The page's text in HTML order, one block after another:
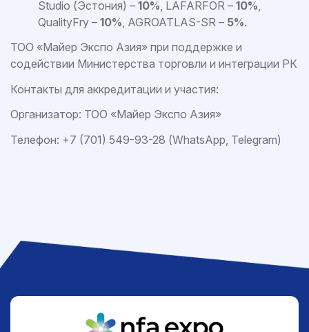
Studio (Эстония) – 10% , LAFARFOR – 10%
QualityFry – 10% , AGROATLAS-SR – 5%.
ТОО «Майер Экспо Азия» при поддержке и
содействии Министерства торговли и интеграции РК
Контакты для аккредитации и участия:
Организатор: ТОО «Майер Экспо Азия»
Телефон: +7 (701) 549-93-28 (WhatsApp, Telegram)